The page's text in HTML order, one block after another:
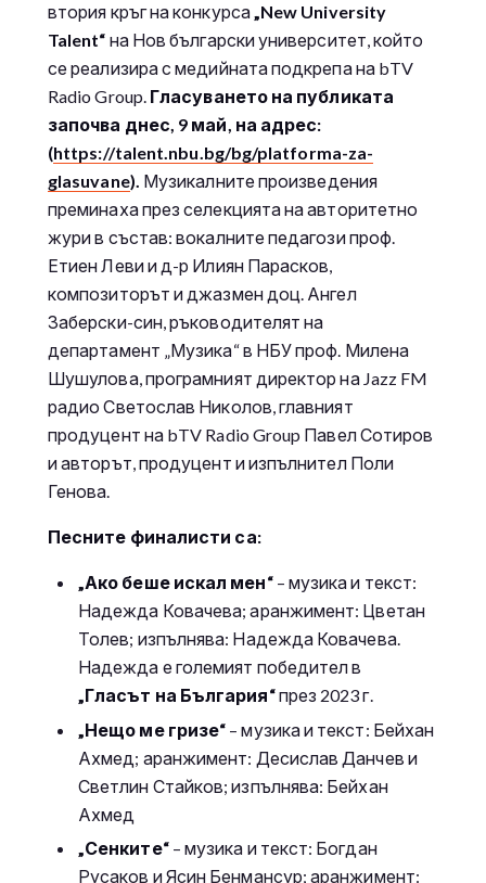
втория кръг на конкурса„New University
Talent“ на Нов български университет, който
се реализира с медийната подкрепа на bTV
Radio Group. Гласуването на публиката
започва днес, 9 май, на адрес:
(https://talent.nbu.bg/bg/platforma-za-
glasuvane). Музикалните произведения
преминаха през селекцията на авторитетно
жури в състав: вокалните педагози проф.
Етиен Леви и д-р Илиян Парасков,
композиторът и джазмен доц. Ангел
Заберски-син, ръководителят на
департамент „Музика“ в НБУ проф. Милена
Шушулова, програмният директор на Jazz FM
радио Светослав Николов, главният
продуцент на bTV Radio Group Павел Сотиров
и авторът, продуцент и изпълнител Поли
Генова.
Песните финалисти са:
„Ако беше искал мен“– музика и текст:
Надежда Ковачева; аранжимент: Цветан
Толев; изпълнява: Надежда Ковачева.
Надежда е големият победител в
„Гласът на България“през 2023 г.
„Нещо ме гризе“ – музика и текст: Бейхан
Ахмед; аранжимент: Десислав Данчев и
Светлин Стайков; изпълнява: Бейхан
Ахмед
„Сенките“– музика и текст: Богдан
Русаков и Ясин Бенмансур; аранжимент: